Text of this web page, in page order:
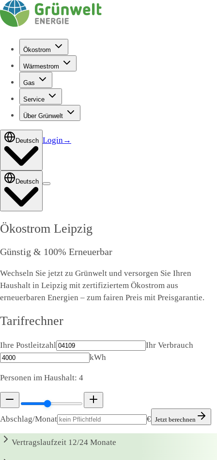
Ökostrom
Wärmestrom
Gas
Service
Über Grünwelt
Deutsch Login→
Deutsch
Ökostrom Leipzig
Günstig & 100% Erneuerbar
Wechseln Sie jetzt zu Grünwelt und versorgen Sie Ihren
Haushalt in Leipzig mit zertifiziertem Ökostrom aus
erneuerbaren Energien – zum fairen Preis mit Preisgarantie.
Tarifrechner
Ihre Postleitzahl
Ihr Verbrauch
kWh
Personen im Haushalt: 4
Abschlag/Monat € Jetzt berechnen
Vertragslaufzeit 12/24 Monate